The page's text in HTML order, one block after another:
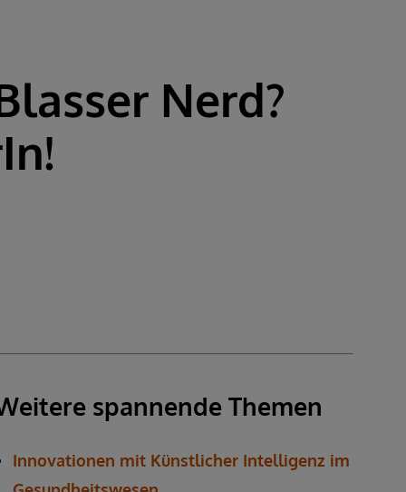
Nerd?
spannende Themen
Innovationen mit Künstlicher Intelligenz im